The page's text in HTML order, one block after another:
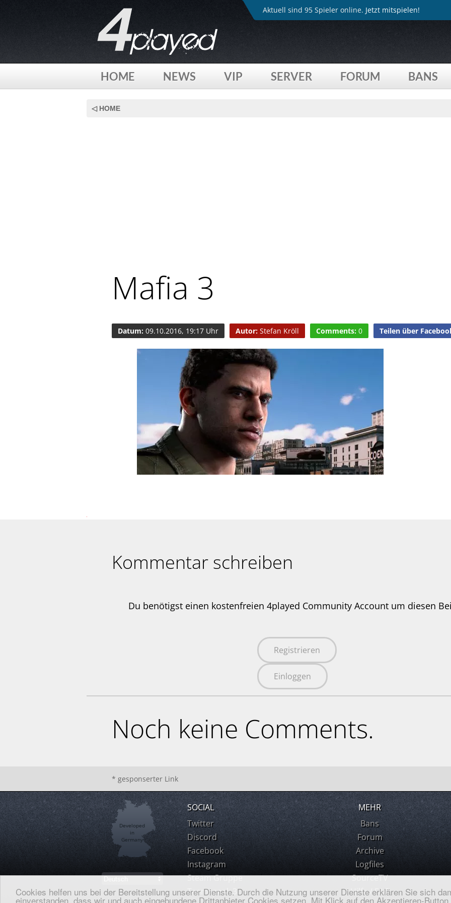
Cookies helfen uns bei der Bereitstellung unserer Dienste. Durch die Nutzung unserer Dienste erklären Sie sich
einverstanden, dass wir und auch eingebundene Drittanbieter Cookies setzen. Mit Klick auf den Akzeptieren-
Aktuell sind 95 Spieler online. Jetzt mitspielen!
HOME NEWS VIP SERVER FORUM BANS
◁ HOME
Mafia 3
Datum: 09.10.2016, 19:17 Uhr Autor: Stefan Kröll Comments: 0 Teilen über
Kommentar schreiben
Du benötigst einen kostenfreien 4played Community Account um diesen
Registrieren
Einloggen
Noch keine Comments.
* gesponserter Link
Developed
in
Germany
SOCIAL
Twitter
Discord
Facebook
Instagram
Steam Gruppe
Teamspeak 3
MEHR
Bans
Forum
Archive
Logfiles
SourceTV
Hilfe / FAQ